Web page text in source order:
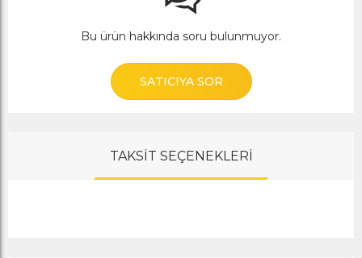
Bu ürün hakkında soru bulunmuyor.
SATICIYA SOR
TAKSİT SEÇENEKLERİ